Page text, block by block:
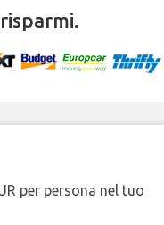
per persona nel tuo